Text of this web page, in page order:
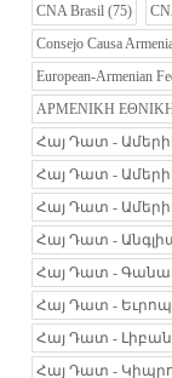
CNA Brasil (75)
Consejo Causa
European-Armenian
ΑΡΜΕΝΙΚΗ
Հայ Դատ -
Հայ Դատ -
Հայ Դատ -
Հայ Դատ -
Հայ Դատ -
Հայ Դատ -
Հայ Դատ -
Հայ Դատ -